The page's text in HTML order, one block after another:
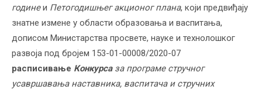
годинеи Петогодишњег акционог плана, који предвиђају
знатне измене у области образовања и васпитања,
дописом Министарства просвете, науке и технолошког
развоја под бројем 153-01-00008/2020-07
расписивање Конкурсаза програме стручног
усавршавања наставника, васпитача и стручних